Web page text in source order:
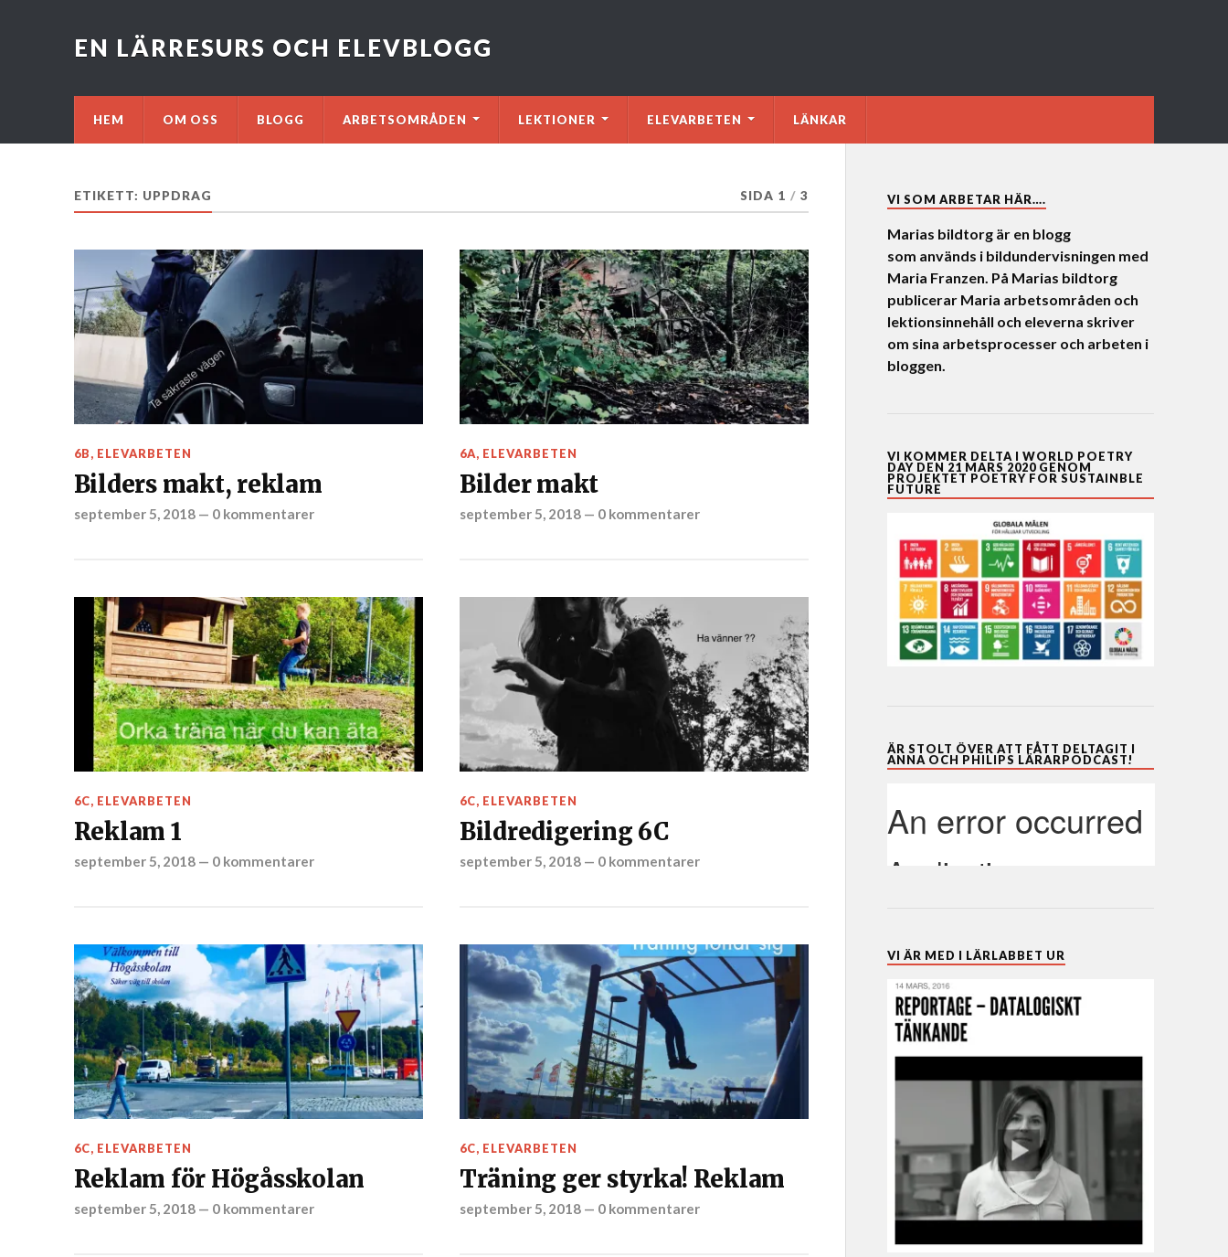
EN LÄRRESURS OCH ELEVBLOGG
HEM OM OSS BLOGG ARBETSOMRÅDEN LEKTIONER ELEVARBETEN LÄNKAR
ETIKETT: UPPDRAG SIDA 1 / 3
6B, ELEVARBETEN
Bilders makt, reklam
september 5, 2018— 0 kommentarer
6A, ELEVARBETEN
Bilder makt
september 5, 2018— 0 kommentarer
6C, ELEVARBETEN
Reklam 1
september 5, 2018— 0 kommentarer
6C, ELEVARBETEN
Bildredigering 6C
september 5, 2018— 0 kommentarer
6C, ELEVARBETEN
Reklam för Högåsskolan
september 5, 2018— 0 kommentarer
6C, ELEVARBETEN
Träning ger styrka! Reklam
september 5, 2018— 0 kommentarer
VI SOM ARBETAR HÄR….
Marias bildtorg är en blogg
som används i bildundervisningen med
Maria Franzen. På Marias bildtorg
publicerar Maria arbetsområden och
lektionsinnehåll och eleverna skriver
om sina arbetsprocesser och arbeten i
bloggen.
VI KOMMER DELTA I WORLD POETRY
DAY DEN 21 MARS 2020 GENOM
PROJEKTET POETRY FOR SUSTAINBLE
FUTURE
ÄR STOLT ÖVER ATT FÅTT DELTAGIT I
ANNA OCH PHILIPS LÄRARPODCAST!
VI ÄR MED I LÄRLABBET UR